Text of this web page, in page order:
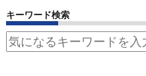
キーワード検索